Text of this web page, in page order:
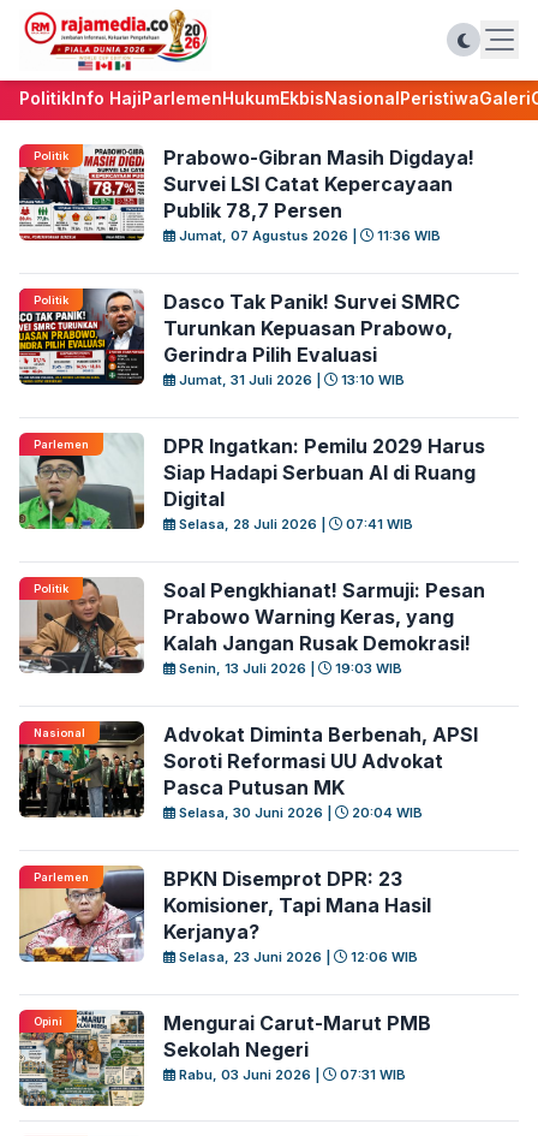
PolitikInfo HajiParlemenHukumEkbisNasionalPeristiwaGaleri
Politik
Prabowo-Gibran Masih Digdaya!
Survei LSI Catat Kepercayaan
Publik 78,7 Persen
Jumat, 07 Agustus 2026 | 11:36 WIB
Politik
Dasco Tak Panik! Survei SMRC
Turunkan Kepuasan Prabowo,
Gerindra Pilih Evaluasi
Jumat, 31 Juli 2026 | 13:10 WIB
Parlemen
DPR Ingatkan: Pemilu 2029 Harus
Siap Hadapi Serbuan AI di Ruang
Digital
Selasa, 28 Juli 2026 | 07:41 WIB
Politik
Soal Pengkhianat! Sarmuji: Pesan
Prabowo Warning Keras, yang
Kalah Jangan Rusak Demokrasi!
Senin, 13 Juli 2026 | 19:03 WIB
Nasional
Advokat Diminta Berbenah, APSI
Soroti Reformasi UU Advokat
Pasca Putusan MK
Selasa, 30 Juni 2026 | 20:04 WIB
Parlemen
BPKN Disemprot DPR: 23
Komisioner, Tapi Mana Hasil
Kerjanya?
Selasa, 23 Juni 2026 | 12:06 WIB
Opini
Mengurai Carut-Marut PMB
Sekolah Negeri
Rabu, 03 Juni 2026 | 07:31 WIB